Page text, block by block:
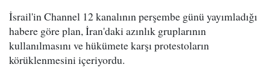
İsrail'in Channel 12 kanalının perşembe günü yayımladığı
habere göre plan, İran'daki azınlık gruplarının
kullanılmasını ve hükümete karşı protestoların
körüklenmesini içeriyordu.